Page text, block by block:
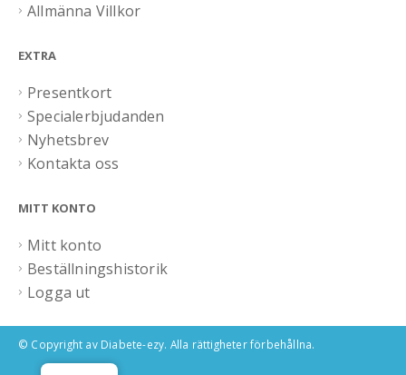
Allmänna Villkor
EXTRA
Presentkort
Specialerbjudanden
Nyhetsbrev
Kontakta oss
MITT KONTO
Mitt konto
Beställningshistorik
Logga ut
© Copyright av Diabete-ezy. Alla rättigheter förbehållna.